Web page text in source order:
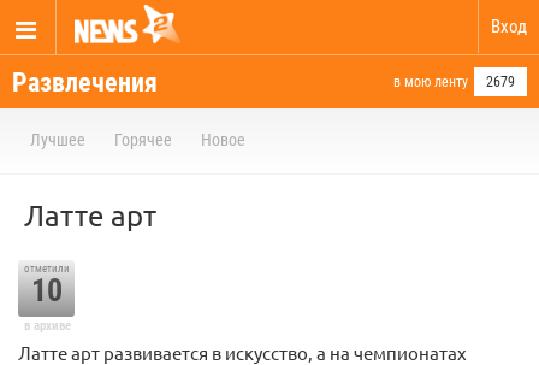
Вход
Развлечения в мою ленту 2679
Лучшее Горячее Новое
Латте арт
отметили
10
в архиве
Латте арт развивается в искусство, а на чемпионатах